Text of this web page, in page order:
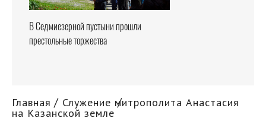
В Седмиезерной пустыни прошли
престольные торжества
Главная Служение митрополита Анастасия
на Казанской земле